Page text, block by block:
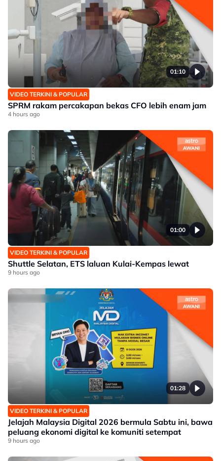
01:10
VIDEO TERKINI & POPULAR
SPRM rakam percakapan bekas CFO lebih enam jam
4 hours ago
01:00
VIDEO TERKINI & POPULAR
Shuttle Selatan, ETS laluan Kulai-Kempas lewat
9 hours ago
01:28
VIDEO TERKINI & POPULAR
Jelajah Malaysia Digital 2026 bermula Sabtu ini, bawa
peluang ekonomi digital ke komuniti setempat
9 hours ago